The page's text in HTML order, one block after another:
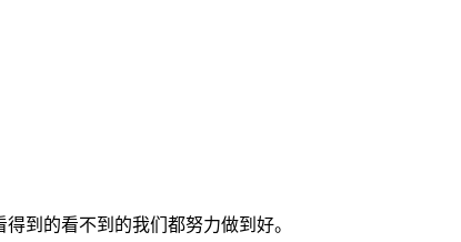
到的看不到的我们都努力做到好。